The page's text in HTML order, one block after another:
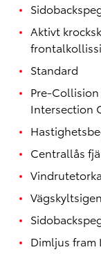
Aktivt
Standard
Pre-Collision
Intersection
Centrallås
Dimljus fram